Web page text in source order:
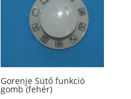
Gorenje Sütő funkció
gomb (fehér)